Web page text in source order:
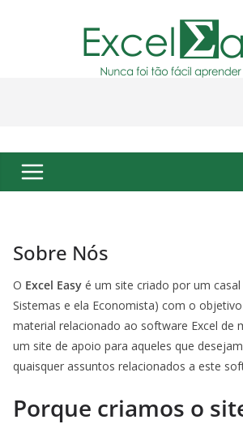
Sobre Nós
O Excel Easy é um site criado por um casal
Sistemas e ela Economista) com o
material relacionado ao software Excel de
um site de apoio para aqueles que
quaisquer assuntos relacionados a este
Porque criamos o